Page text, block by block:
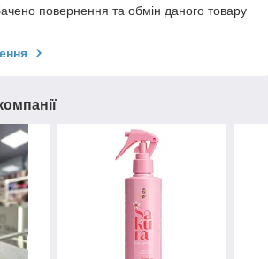
повернення та обмін даного товару